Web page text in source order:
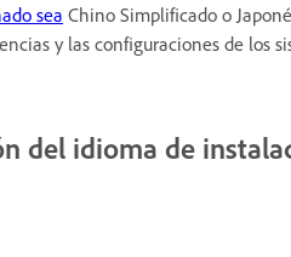
sea Chino Simplificado o
y las configuraciones de los
del idioma de